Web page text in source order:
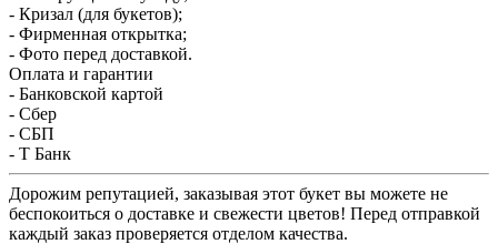
- Кризал (для букетов);
- Фирменная открытка;
- Фото перед доставкой.
Оплата и гарантии
- Банковской картой
- Сбер
- СБП
- Т Банк
Дорожим репутацией, заказывая этот букет вы можете не
беспокоиться о доставке и свежести цветов! Перед отправкой
каждый заказ проверяется отделом качества.